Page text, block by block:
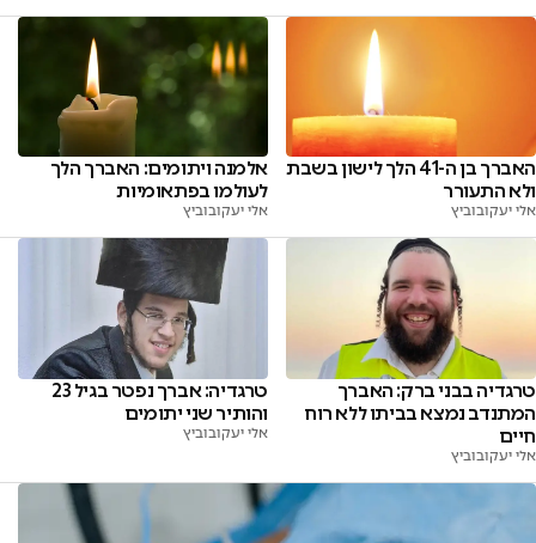
האברך בן ה-41 הלך לישון בשבת
ולא התעורר
אלי יעקובוביץ
אלמנה ויתומים: האברך הלך
לעולמו בפתאומיות
אלי יעקובוביץ
טרגדיה בבני ברק: האברך
המתנדב נמצא בביתו ללא רוח
חיים
אלי יעקובוביץ
טרגדיה: אברך נפטר בגיל 23
והותיר שני יתומים
אלי יעקובוביץ